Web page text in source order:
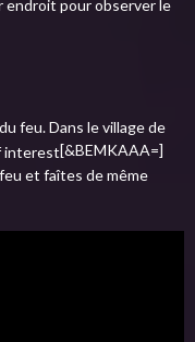
endroit pour observer le
feu. Dans le village de
[&BEMKAAA=]
et faîtes de même